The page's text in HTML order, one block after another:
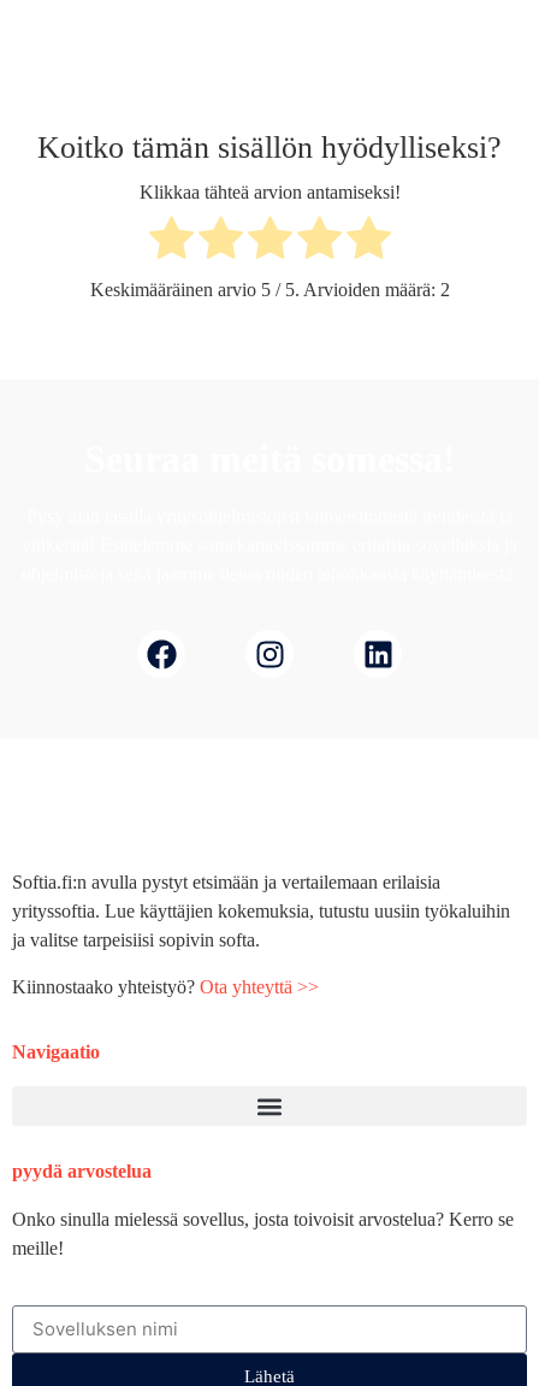
Koitko tämän sisällön hyödylliseksi?
Klikkaa tähteä arvion antamiseksi!
Keskimääräinen arvio 5/ 5. Arvioiden määrä: 2
Softia.fi:n avulla pystyt etsimään ja vertailemaan erilaisia
yrityssoftia. Lue käyttäjien kokemuksia, tutustu uusiin työkaluihin
ja valitse tarpeisiisi sopivin softa.
Kiinnostaako yhteistyö? Ota yhteyttä >>
Navigaatio
pyydä arvostelua
Onko sinulla mielessä sovellus, josta toivoisit arvostelua? Kerro se
meille!
Lähetä